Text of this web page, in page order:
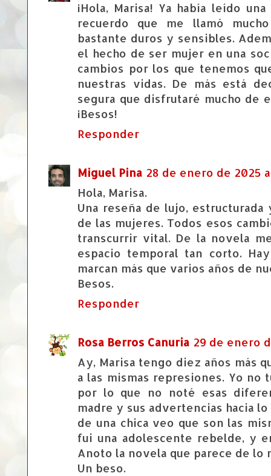
¡Hola, Marisa! Ya había leído
recuerdo que me llamó
bastante duros y sensibles.
el hecho de ser mujer en una
cambios por los que tenemos
nuestras vidas. De más está
segura que disfrutaré mucho de
¡Besos!
Responder
Miguel Pina 28 de enero de 2025
Hola, Marisa.
Una reseña de lujo,
de las mujeres. Todos esos
transcurrir vital. De la novela
espacio temporal tan corto.
marcan más que varios años de
Besos.
Responder
Rosa Berros Canuria 29 de enero
Ay, Marisa tengo diez años más
a las mismas represiones. Yo no
por lo que no noté esas
madre y sus advertencias hacia
de una chica veo que son las
fui una adolescente rebelde, y
Anoto la novela que parece de lo
Un beso.